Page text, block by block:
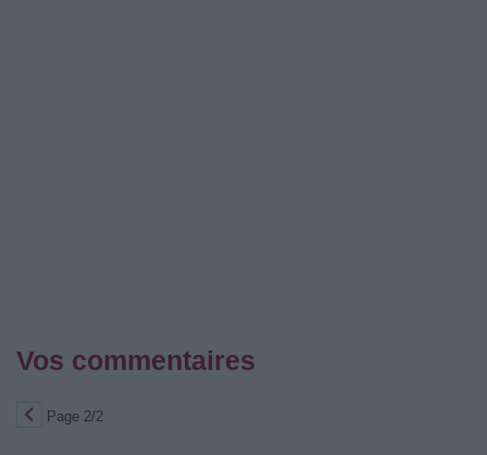
Vos commentaires
Page 2/2